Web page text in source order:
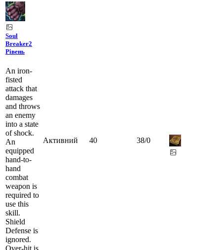
Soul
Breaker2
Рівень
An iron-
fisted
attack that
damages
and throws
an enemy
into a state
of shock.
An
equipped
hand-to-
hand
combat
weapon is
required to
use this
skill.
Shield
Defense is
ignored.
Over-hit is
Активний 40 38/0